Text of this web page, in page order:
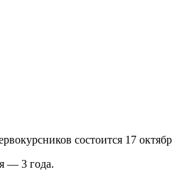
состоится 17
— 3 года.